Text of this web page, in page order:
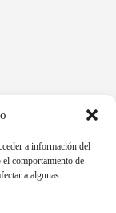
a información del
comportamiento de
a algunas